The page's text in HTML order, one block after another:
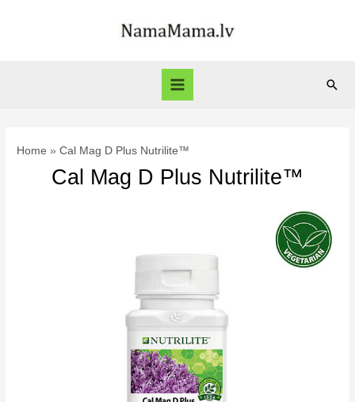
Main
Home Cal Mag D Plus Nutrilite™
Cal Mag D Plus Nutrilite™